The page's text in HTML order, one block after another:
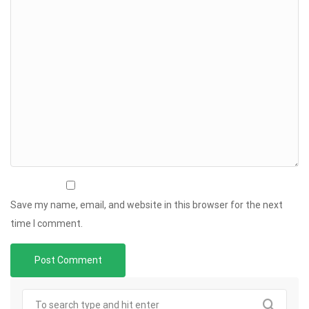
Save my name, email, and website in this browser for the next
time I comment.